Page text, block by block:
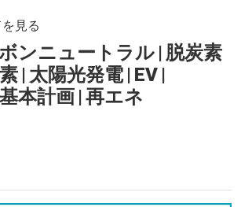
見る
ンニュートラル | 脱炭素
| 太陽光発電 | EV |
本計画 |再エネ